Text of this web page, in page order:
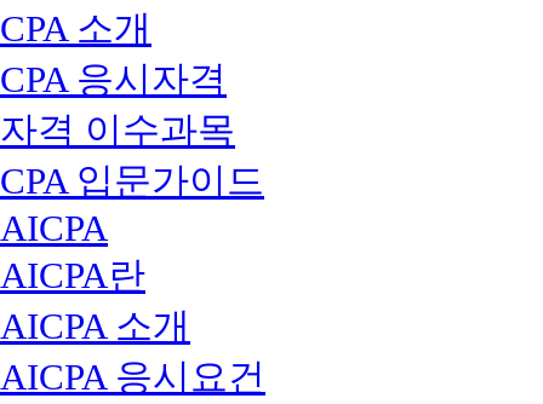
CPA 소개
CPA 응시자격
자격 이수과목
CPA 입문가이드
AICPA
AICPA란
AICPA 소개
AICPA 응시요건